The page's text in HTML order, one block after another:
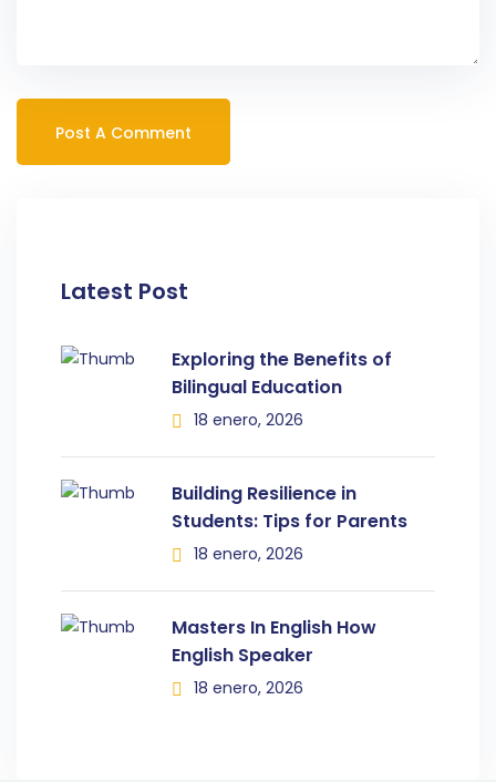
Latest Post
Exploring the Benefits of
Bilingual Education
18 enero, 2026
Building Resilience in
Students: Tips for Parents
18 enero, 2026
Masters In English How
English Speaker
18 enero, 2026